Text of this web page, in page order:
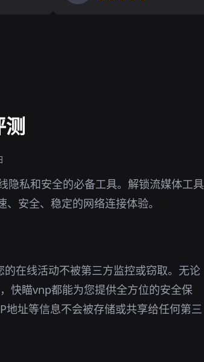
私和安全的必备工具。解锁流媒体工具
安全、稳定的网络连接体验。
在线活动不被第三方监控或窃取。无论
快瞄vnp都能为您提供全方位的安全保
址等信息不会被存储或共享给任何第三